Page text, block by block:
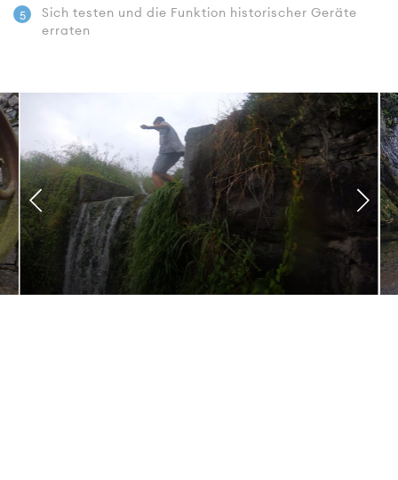
5
Sich testen und die Funktion historischer Geräte
erraten